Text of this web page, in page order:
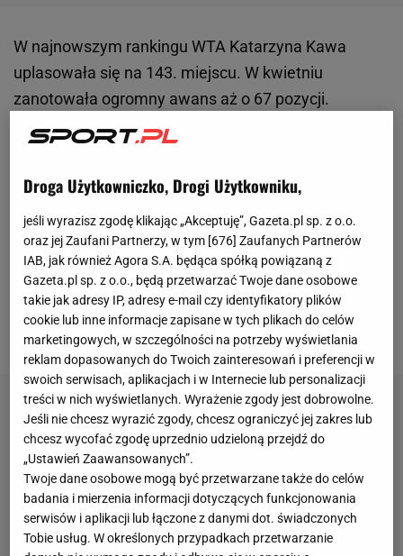
W najnowszym rankingu WTA Katarzyna Kawa
uplasowała się na 143. miejscu. W kwietniu
zanotowała ogromny awans aż o 67 pozycji.
Wszystko dzięki temu, że dotarła do finału turnieju w
TheSport.pl wyznała, że jej celem na 2025 rok jest
chciałabym znaleźć się w pierwszej setce rankingu
w przyszłym roku, co pozwoliłoby miregularnie grać
w turniejach wielkoszlemowych. Jednak nie planuję
tego w ścisłych ramach czasowych - miesiąc po
miesiącu - wyznała.
Droga Użytkowniczko, Drogi Użytkowniku,
jeśli wyrazisz zgodę klikając „Akceptuję”, Gazeta.pl sp. z o.o.
oraz jej Zaufani Partnerzy, w tym [676] Zaufanych Partnerów
IAB, jak również Agora S.A. będąca spółką powiązaną z
Gazeta.pl sp. z o.o., będą przetwarzać Twoje dane osobowe
takie jak adresy IP, adresy e-mail czy identyfikatory plików
cookie lub inne informacje zapisane w tych plikach do celów
marketingowych, w szczególności na potrzeby wyświetlania
reklam dopasowanych do Twoich zainteresowań i preferencji w
swoich serwisach, aplikacjach i w Internecie lub personalizacji
treści w nich wyświetlanych. Wyrażenie zgody jest dobrowolne.
Jeśli nie chcesz wyrazić zgody, chcesz ograniczyć jej zakres lub
chcesz wycofać zgodę uprzednio udzieloną przejdź do
„Ustawień Zaawansowanych”.
Twoje dane osobowe mogą być przetwarzane także do celów
badania i mierzenia informacji dotyczących funkcjonowania
serwisów i aplikacji lub łączone z danymi dot. świadczonych
Tobie usług. W określonych przypadkach przetwarzanie